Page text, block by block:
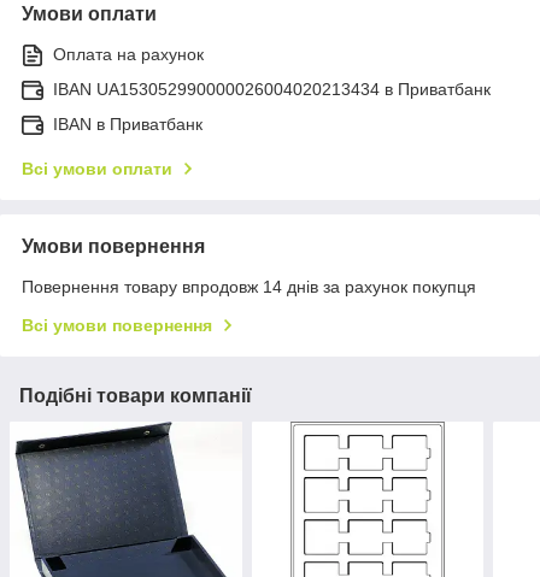
Умови оплати
Оплата на рахунок
IBAN UA153052990000026004020213434 в Приватбанк
IBAN в Приватбанк
Всі умови оплати
Умови повернення
Повернення товару впродовж 14 днів за рахунок покупця
Всі умови повернення
Подібні товари компанії